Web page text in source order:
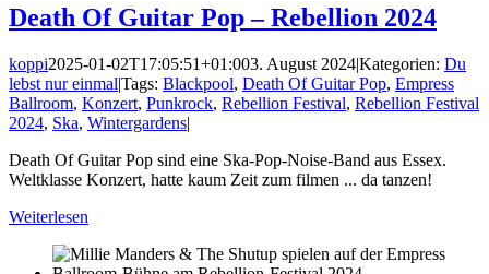
Death Of Guitar Pop – Rebellion 2024
koppi2025-01-02T17:05:51+01:003. August 2024|Kategorien: Du
lebst nur einmal|Tags: Blackpool, Death Of Guitar Pop, Empress
Ballroom, Konzert, Punkrock, Rebellion Festival, Rebellion Festival
2024, Ska, Wintergardens|
Death Of Guitar Pop sind eine Ska-Pop-Noise-Band aus Essex.
Weltklasse Konzert, hatte kaum Zeit zum filmen ... da tanzen!
Weiterlesen